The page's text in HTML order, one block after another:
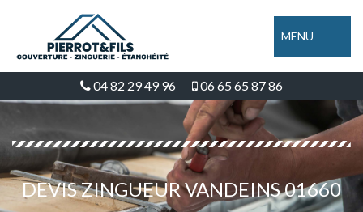
MENU
04 82 29 49 96 06 65 65 87 86
DEVIS ZINGUEUR VANDEINS 01660